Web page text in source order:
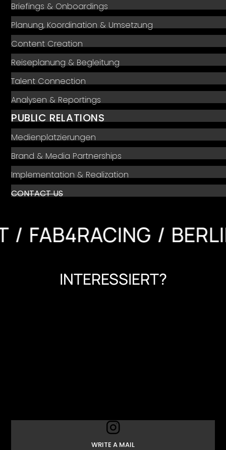
Briefings & Onboardings
Planung, Koordination & Umsetzung
Content Creation
Reiseplanung & Begleitung
Talent Connection
Analysen & Reportings
PUBLIC RELATIONS
Medienplatzierungen
Brand & Media Partnerships
Implementation & Realization
CONTACT US
BERLIN
INTERESSIERT?
WRITE A MAIL